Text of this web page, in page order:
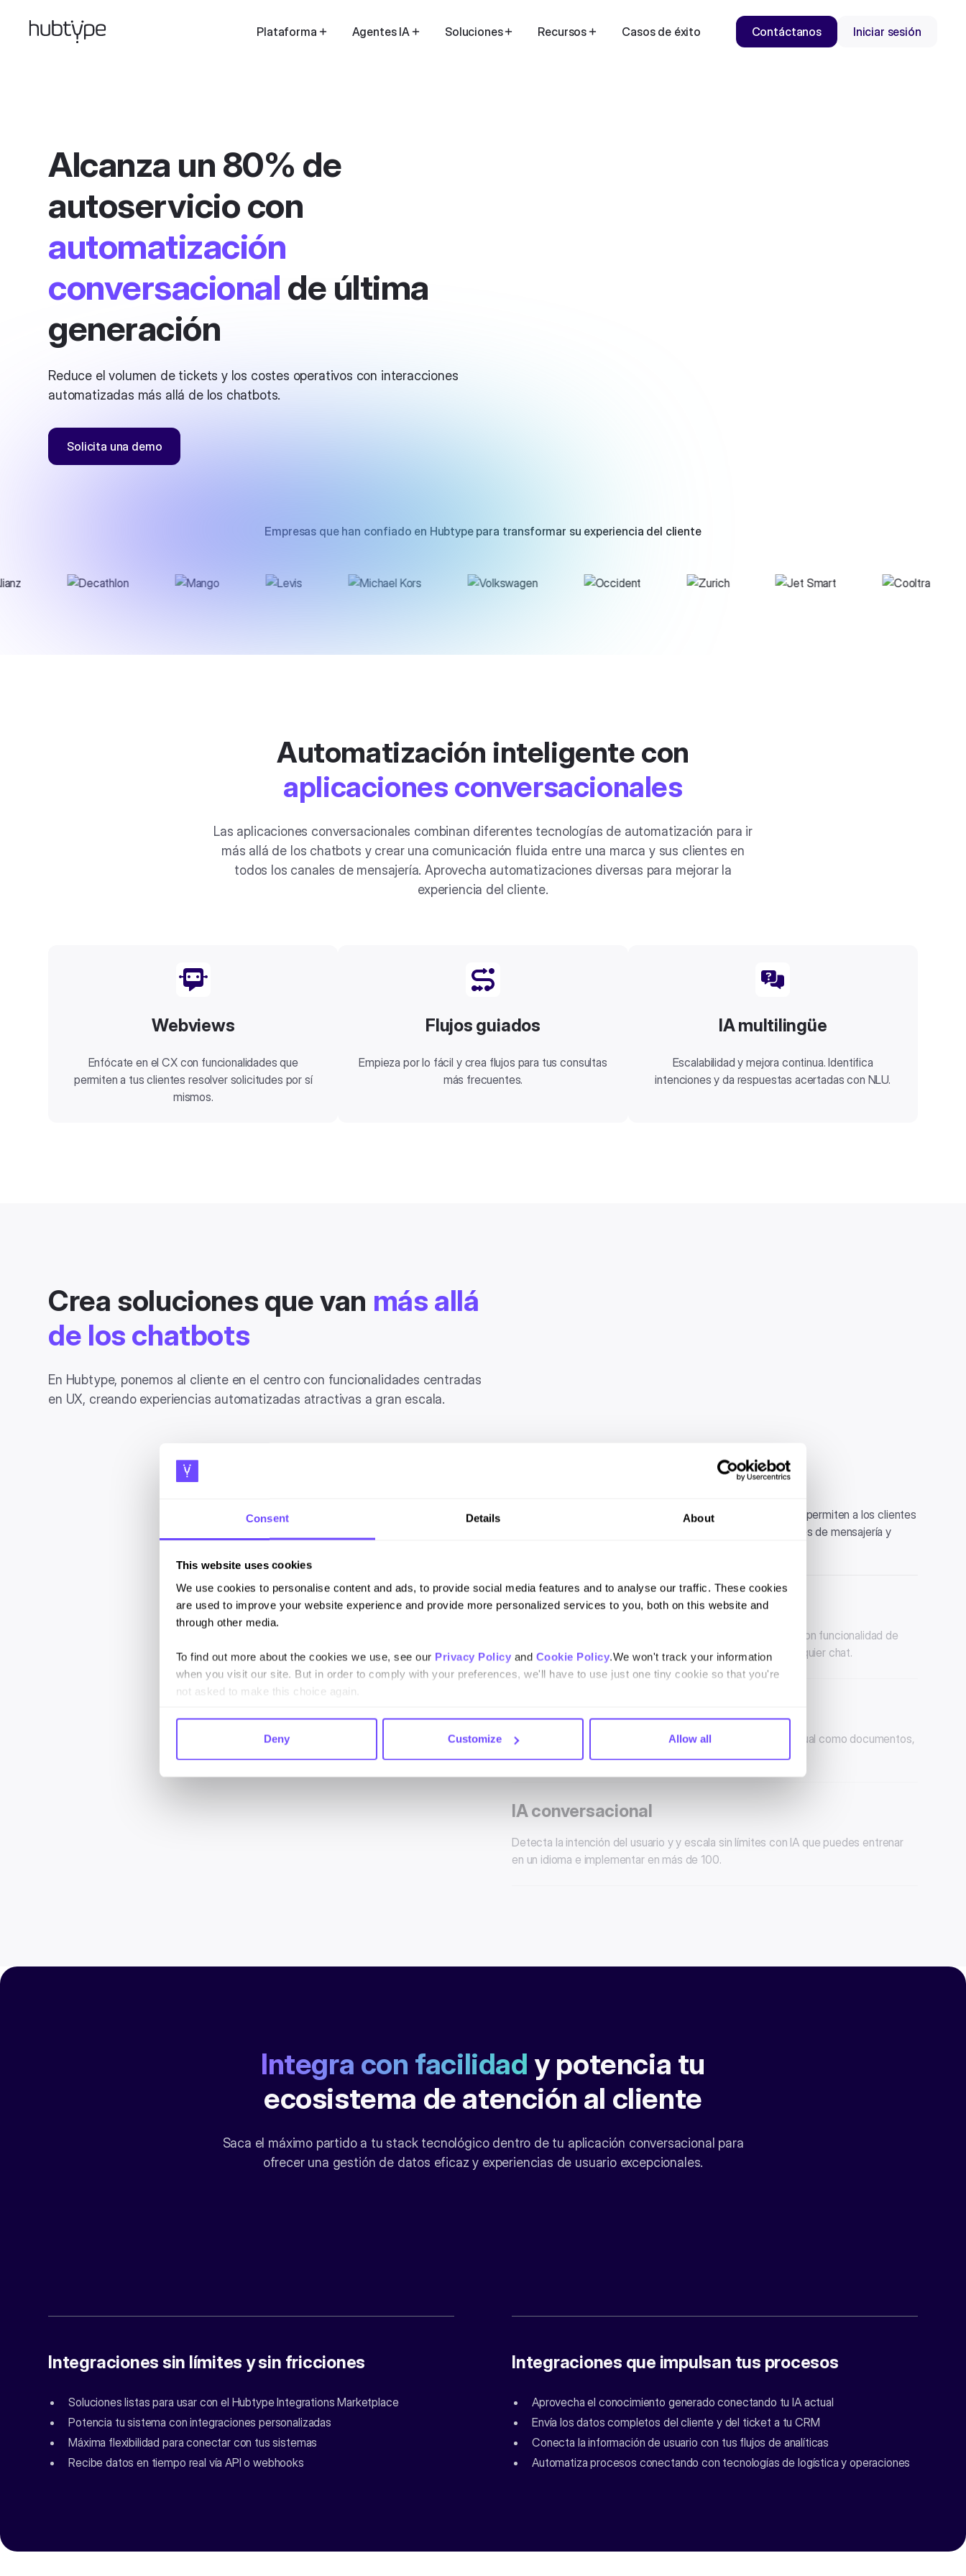
Consent Details About
This website uses cookies
We use cookies to personalise content and ads, to provide social media features and to analyse our traffic. These cookies
are used to improve your website experience and provide more personalized services to you, both on this website and
through other media.
To find out more about the cookies we use, see our Privacy Policy and Cookie Policy.We won't track your information
when you visit our site. But in order to comply with your preferences, we'll have to use just one tiny cookie so that you're
not asked to make this choice again.
Deny Customize Allow all
Plataforma Agentes IA Soluciones Recursos Casos de éxito Contáctanos Iniciar sesión
Alcanza un 80% de
autoservicio con
automatización
conversacional de última
generación
Reduce el volumen de tickets y los costes operativos con interacciones
automatizadas más allá de los chatbots.
Solicita una demo
Empresas que han confiado en Hubtype para transformar su experiencia del cliente
Automatización inteligente con
aplicaciones conversacionales
Las aplicaciones conversacionales combinan diferentes tecnologías de automatización para ir
más allá de los chatbots y crear una comunicación fluida entre una marca y sus clientes en
todos los canales de mensajería. Aprovecha automatizaciones diversas para mejorar la
experiencia del cliente.
Webviews
Enfócate en el CX con funcionalidades que
permiten a tus clientes resolver solicitudes por sí
mismos.
Flujos guiados
Empieza por lo fácil y crea flujos para tus consultas
más frecuentes.
IA multilingüe
Escalabilidad y mejora continua. Identifica
intenciones y da respuestas acertadas con NLU.
Crea soluciones que van más allá
de los chatbots
En Hubtype, ponemos al cliente en el centro con funcionalidades centradas
en UX, creando experiencias automatizadas atractivas a gran escala.
Ofrece experiencias fluidas con elementos interactivos que permiten a los clientes
gestionar solicitudes frecuentes directamente desde canales de mensajería y
Flow Builder
Crea conversaciones guiadas usando nuestro Flow Builder con funcionalidad de
drag and drop que permite integrar FAQs existentes en cualquier chat.
Agiliza las conversaciones automatizadas con contenido visual como documentos,
videos e imágenes.
IA conversacional
Detecta la intención del usuario y y escala sin límites con IA que puedes entrenar
en un idioma e implementar en más de 100.
Integra con facilidad y potencia tu
ecosistema de atención al cliente
Saca el máximo partido a tu stack tecnológico dentro de tu aplicación conversacional para
ofrecer una gestión de datos eficaz y experiencias de usuario excepcionales.
Integraciones sin límites y sin fricciones
Soluciones listas para usar con el Hubtype Integrations Marketplace
Potencia tu sistema con integraciones personalizadas
Máxima flexibilidad para conectar con tus sistemas
Recibe datos en tiempo real vía API o webhooks
Integraciones que impulsan tus procesos
Aprovecha el conocimiento generado conectando tu IA actual
Envía los datos completos del cliente y del ticket a tu CRM
Conecta la información de usuario con tus flujos de analíticas
Automatiza procesos conectando con tecnologías de logística y operaciones